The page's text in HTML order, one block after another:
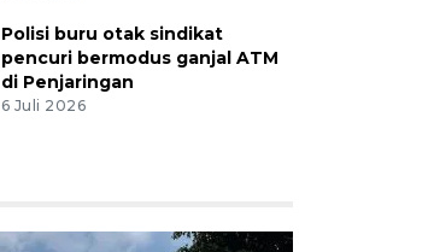
Polisi buru otak sindikat
pencuri bermodus ganjal ATM
di Penjaringan
6 Juli 2026